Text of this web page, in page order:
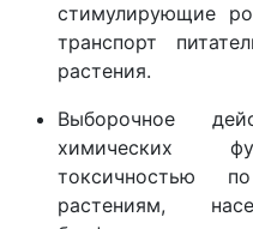
стимулирующие
транспорт
растения.
Выборочное
химических
токсичностью
растениям,